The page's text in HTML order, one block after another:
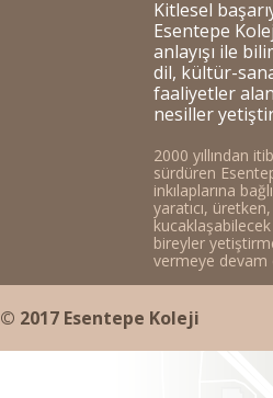
Kitlesel
Esentepe
anlayışı ile
dil, kültür-
faaliyetler
nesiller
2000 yıllından
sürdüren
inkılaplarına
yaratıcı,
bireyler
vermeye devam
© 2017 Esentepe Koleji